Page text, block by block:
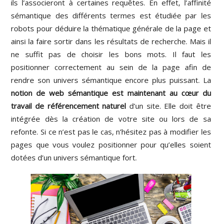
ils l’associeront à certaines requêtes. En effet, l’affinité
sémantique des différents termes est étudiée par les
robots pour déduire la thématique générale de la page et
ainsi la faire sortir dans les résultats de recherche. Mais il
ne suffit pas de choisir les bons mots. Il faut les
positionner correctement au sein de la page afin de
rendre son univers sémantique encore plus puissant. La
notion de web sémantique est maintenant au cœur du
travail de référencement naturel d’un site. Elle doit être
intégrée dès la création de votre site ou lors de sa
refonte. Si ce n’est pas le cas, n’hésitez pas à modifier les
pages que vous voulez positionner pour qu’elles soient
dotées d’un univers sémantique fort.